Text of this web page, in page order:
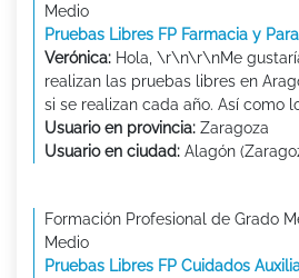
Medio
Pruebas Libres FP Farmacia y
Verónica: Hola, \r\n\r\nMe
realizan las pruebas libres en
si se realizan cada año. Así como
Usuario en provincia: Zaragoza
Usuario en ciudad: Alagón
Formación Profesional de Grado
Medio
Pruebas Libres FP Cuidados